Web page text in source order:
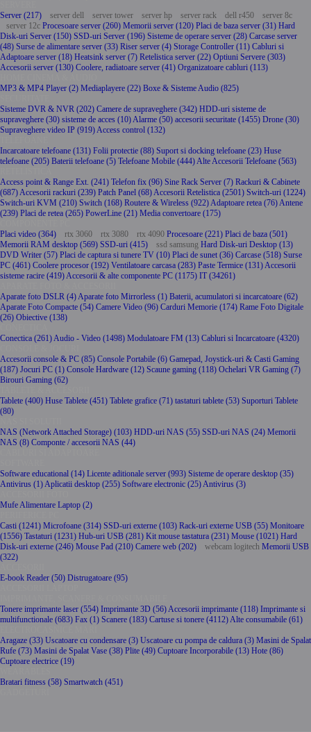
Server (217)
server dell server tower server hp server rack dell r450
server 8c
server 12c Procesoare server (260) Memorii server (120) Placi de baza server (31) Hard
Disk-uri Server (150) SSD-uri Server (196) Sisteme de operare server (28) Carcase server
(48) Surse de alimentare server (33) Riser server (4) Storage Controller (11) Cabluri si
Adaptoare server (18) Heatsink server (7) Retelistica server (22) Optiuni Servere (303)
Accesorii server (130) Coolere, radiatoare server (41) Organizatoare cabluri (113)
MP3 & MP4 Player (2) Mediaplayere (22) Boxe & Sisteme Audio (825)
Sisteme DVR & NVR (202) Camere de supraveghere (342) HDD-uri sisteme de
supraveghere (30) sisteme de acces (10)Alarme (50) accesorii securitate (1455) Drone (30)
Supraveghere video IP (919)Access control (132)
Incarcatoare telefoane (131) Folii protectie (88) Suport si docking telefoane (23) Huse
telefoane (205) Baterii telefoane (5) Telefoane Mobile (444)Alte Accesorii Telefoane (563)
Access point & Range Ext. (241) Telefon fix (96) Sine Rack Server (7) Rackuri & Cabinete
(687)Accesorii rackuri (239) Patch Panel (68)Accesorii Retelistica (2501) Switch-uri (1224)
Switch-uri KVM (210) Switch (168) Routere & Wireless (922)Adaptoare retea (76)Antene
(239) Placi de retea (265) PowerLine (21) Media convertoare (175)
Placi video (364)
rtx 3060 rtx 3080 rtx 4090 Procesoare (221) Placi de baza (501)
Memorii RAM desktop (569) SSD-uri (415) ssd samsung Hard Disk-uri Desktop (13)
DVD Writer (57) Placi de captura si tunere TV (10) Placi de sunet (36) Carcase (518) Surse
PC (461) Coolere procesor (192) Ventilatoare carcasa (283) Paste Termice (131)Accesorii
sisteme racire (419)Accesorii & alte componente PC (1175) IT (34261)
Aparate foto DSLR (4)Aparate foto Mirrorless (1) Baterii, acumulatori si incarcatoare (62)
Aparate Foto Compacte (54) Camere Video (96) Carduri Memorie (174) Rame Foto Digitale
(26) Obiective (138)
Conectica (261)Audio - Video (1498) Modulatoare FM (13) Cabluri si Incarcatoare (4320)
Accesorii console & PC (85) Console Portabile (6) Gamepad, Joystick-uri & Casti Gaming
(187) Jocuri PC (1) Console Hardware (12) Scaune gaming (118) Ochelari VR Gaming (7)
Birouri Gaming (62)
Tablete (400) Huse Tablete (451) Tablete grafice (71) tastaturi tablete (53) Suporturi Tablete
(80)
NAS (Network Attached Storage) (103) HDD-uri NAS (55) SSD-uri NAS (24) Memorii
NAS (8) Componte / accesorii NAS (44)
Software educational (14) Licente aditionale server (993) Sisteme de operare desktop (35)
Antivirus (1)Aplicatii desktop (255) Software electronic (25)Antivirus (3)
Mufe Alimentare Laptop (2)
Casti (1241) Microfoane (314) SSD-uri externe (103) Rack-uri externe USB (55) Monitoare
(1556) Tastaturi (1231) Hub-uri USB (281) Kit mouse tastatura (231) Mouse (1021) Hard
Disk-uri externe (246) Mouse Pad (210) Camere web (202) webcam logitech Memorii USB
(322)
E-book Reader (50) Distrugatoare (95)
Tonere imprimante laser (554) Imprimante 3D (56)Accesorii imprimante (118) Imprimante si
multifunctionale (683) Fax (1) Scanere (183) Cartuse si tonere (4112)Alte consumabile (61)
Aragaze (33) Uscatoare cu condensare (3) Uscatoare cu pompa de caldura (3) Masini de Spalat
Rufe (73) Masini de Spalat Vase (38) Plite (49) Cuptoare Incorporabile (13) Hote (86)
Cuptoare electrice (19)
Bratari fitness (58) Smartwatch (451)